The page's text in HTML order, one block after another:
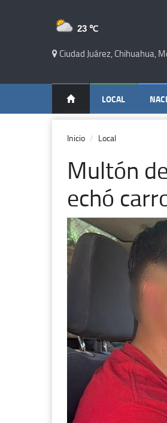
23 ℃
Ciudad Juárez, Chihuahua,
LOCAL
Inicio Local
Multón
echó